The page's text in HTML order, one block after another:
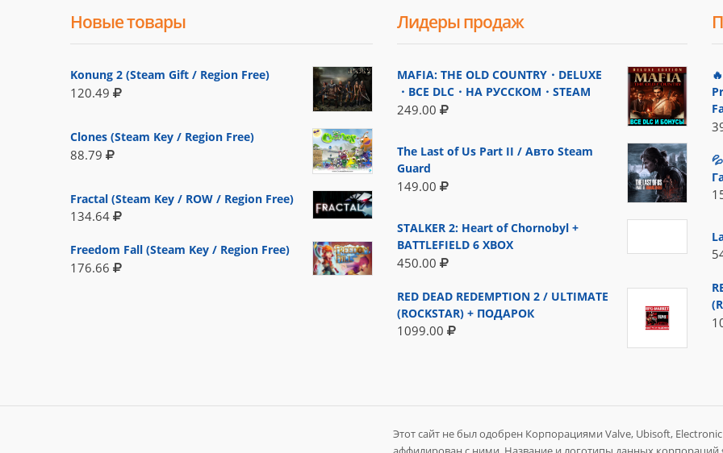
Новые товары
Konung 2 (Steam Gift / Region Free)
120.49
Clones (Steam Key / Region Free)
88.79
Fractal (Steam Key / ROW / Region Free)
134.64
Freedom Fall (Steam Key / Region Free)
176.66
Лидеры продаж
MAFIA: THE OLD COUNTRY・DELUXE
・ВСЕ DLC・НА РУССКОМ・STEAM
249.00
The Last of Us Part II / Авто Steam
Guard
149.00
STALKER 2: Heart of Chornobyl +
BATTLEFIELD 6 XBOX
450.00
RED DEAD REDEMPTION 2 / ULTIMATE
(ROCKSTAR) + ПОДАРОК
1099.00
Этот сайт не был одобрен Корпорациями Valve, Ubisoft,